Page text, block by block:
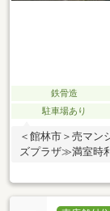
鉄骨造
駐車場あり
＜館林市＞売マ
ズプラザ≫満室時